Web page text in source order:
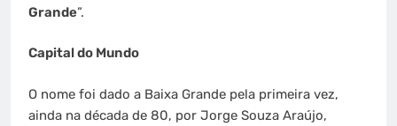
Grande”.
Capital do Mundo
O nome foi dado a Baixa Grande pela primeira vez,
ainda na década de 80, por Jorge Souza Araújo,